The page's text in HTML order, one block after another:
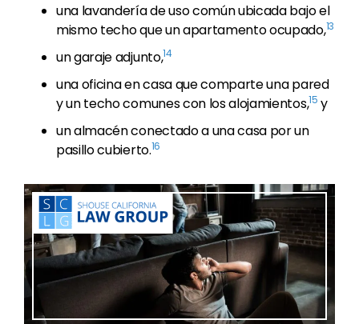
una lavandería de uso común ubicada bajo el
mismo techo que un apartamento ocupado,13
un garaje adjunto,14
una oficina en casa que comparte una pared
y un techo comunes con los alojamientos,15 y
un almacén conectado a una casa por un
pasillo cubierto.16